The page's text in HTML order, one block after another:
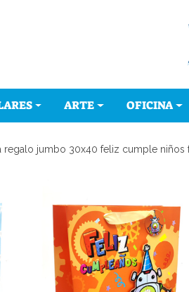
ARTE OFICINA
regalo jumbo 30x40 feliz cumple niños